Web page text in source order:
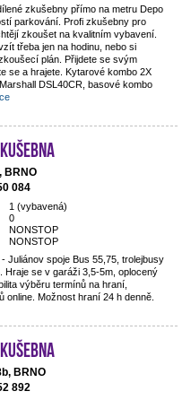
zkušebny přímo na metru Depo
parkování. Profi zkušebny pro
zkoušet na kvalitním vybavení.
třeba jen na hodinu, nebo si
plán. Přijdete se svým
se a hrajete. Kytarové kombo 2X
DSL40CR, basové kombo
BRNO
084
1 (vybavená)
0
NONSTOP
NONSTOP
Juliánov spoje Bus 55,75, trolejbusy
Hraje se v garáži 3,5-5m, oplocený
výběru termínů na hraní,
online. Možnost hraní 24 h denně.
BRNO
892